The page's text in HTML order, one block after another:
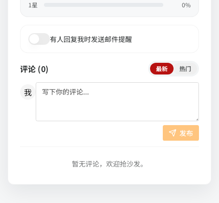
1 星 0%
有人回复我时发送邮件提醒
评论 (0) 最新 热门
我
发布
暂无评论，欢迎抢沙发。